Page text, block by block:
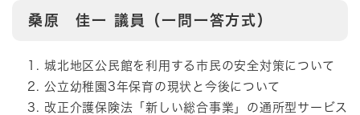
桑原 佳一 議員（一問一答方式）
城北地区公民館を利用する市民の安全対策について
公立幼稚園3年保育の現状と今後について
改正介護保険法「新しい総合事業」の通所型サービス